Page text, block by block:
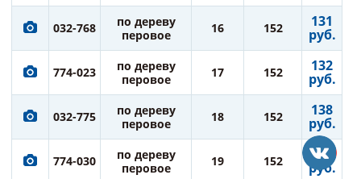
032-768
по дереву
перовое
16 152 131
руб.
774-023
по дереву
перовое
17 152 132
руб.
032-775
по дереву
перовое
18 152 138
руб.
774-030
по дереву
перовое
19 152 138
руб.